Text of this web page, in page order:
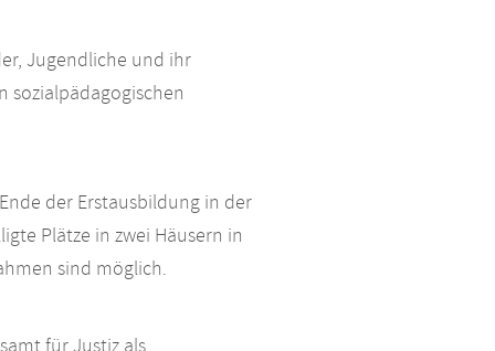
Jugendliche und ihr
sozialpädagogischen
der Erstausbildung in der
Plätze in zwei Häusern in
sind möglich.